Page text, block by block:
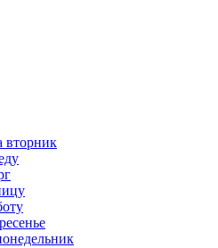
вторник